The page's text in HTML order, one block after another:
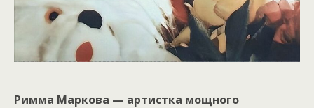
Римма Маркова — артистка мощного